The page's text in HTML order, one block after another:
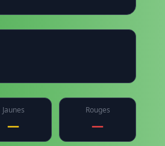
Jaunes
—
Rouges
—